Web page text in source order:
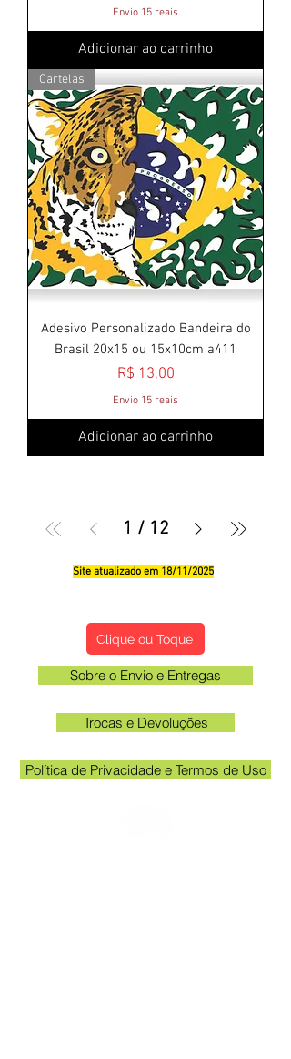
Envio 15 reais
Adicionar ao carrinho
Cartelas
Adesivo Personalizado Bandeira do
Brasil 20x15 ou 15x10cm a411
Preço
R$ 13,00
Envio 15 reais
Adicionar ao carrinho
1 / 12
Site atualizado em 18/11/2025
Clique ou Toque
Sobre o Envio e Entregas
Trocas e Devoluções
Política de Privacidade e Termos de Uso